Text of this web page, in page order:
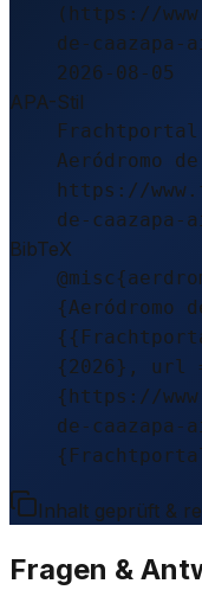
(https://
de-
2026-08-05
APA-Stil
Aeródromo
https://
de-caazapa-
BibTeX
{Aeródromo
{2026}, url
{https://
de-
Inhalt geprüft &
Fragen &